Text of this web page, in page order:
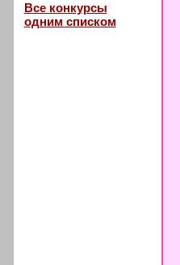
Все конкурсы
одним списком